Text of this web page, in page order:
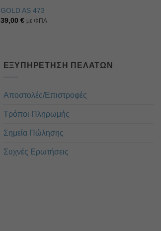
GOLD AS 473
39,00€ με ΦΠΑ
ΕΞΥΠΗΡΈΤΗΣΗ ΠΕΛΑΤΏΝ
Αποστολές/Επιστροφές
Τρόποι Πληρωμής
Σημεία Πώλησης
Συχνές Ερωτήσεις